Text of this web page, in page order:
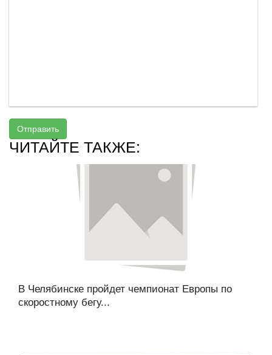
Отправить
ЧИТАЙТЕ ТАКЖЕ:
В Челябинске пройдет чемпионат Европы по
скоростному бегу...